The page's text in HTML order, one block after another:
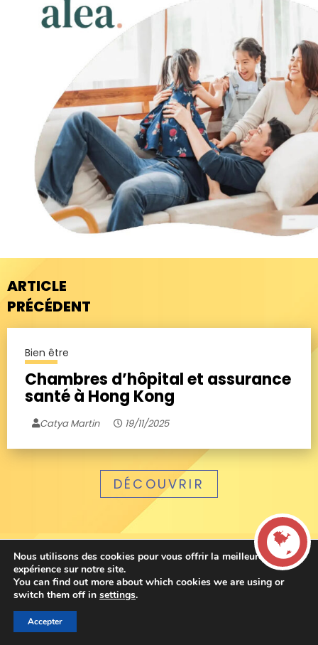
ARTICLE
PRÉCÉDENT
Bien être
Chambres d’hôpital et assurance
santé à Hong Kong
Catya Martin 19/11/2025
DÉCOUVRIR
LIVE
Nous utilisons des cookies pour vous offrir la meilleure
expérience sur notre site.
You can find out more about which cookies we are using or
switch them off in settings.
Accepter